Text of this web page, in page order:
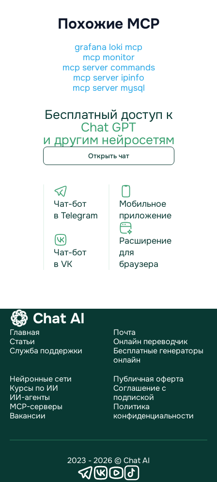
Похожие MCP
grafana loki mcp
mcp monitor
mcp server commands
mcp server ipinfo
mcp server mysql
Бесплатный доступ к
Chat GPT
и другим нейросетям
Открыть чат
Чат-бот
в Telegram
Чат-бот
в VK
Мобильное
приложение
Расширение
для
браузера
Chat AI
Главная
Статьи
Служба поддержки
Почта
Онлайн переводчик
Бесплатные генераторы
онлайн
Нейронные сети
Курсы по ИИ
ИИ-агенты
MCP-серверы
Вакансии
Публичная оферта
Соглашение с
подпиской
Политика
конфиденциальности
2023 - 2026 © Chat AI